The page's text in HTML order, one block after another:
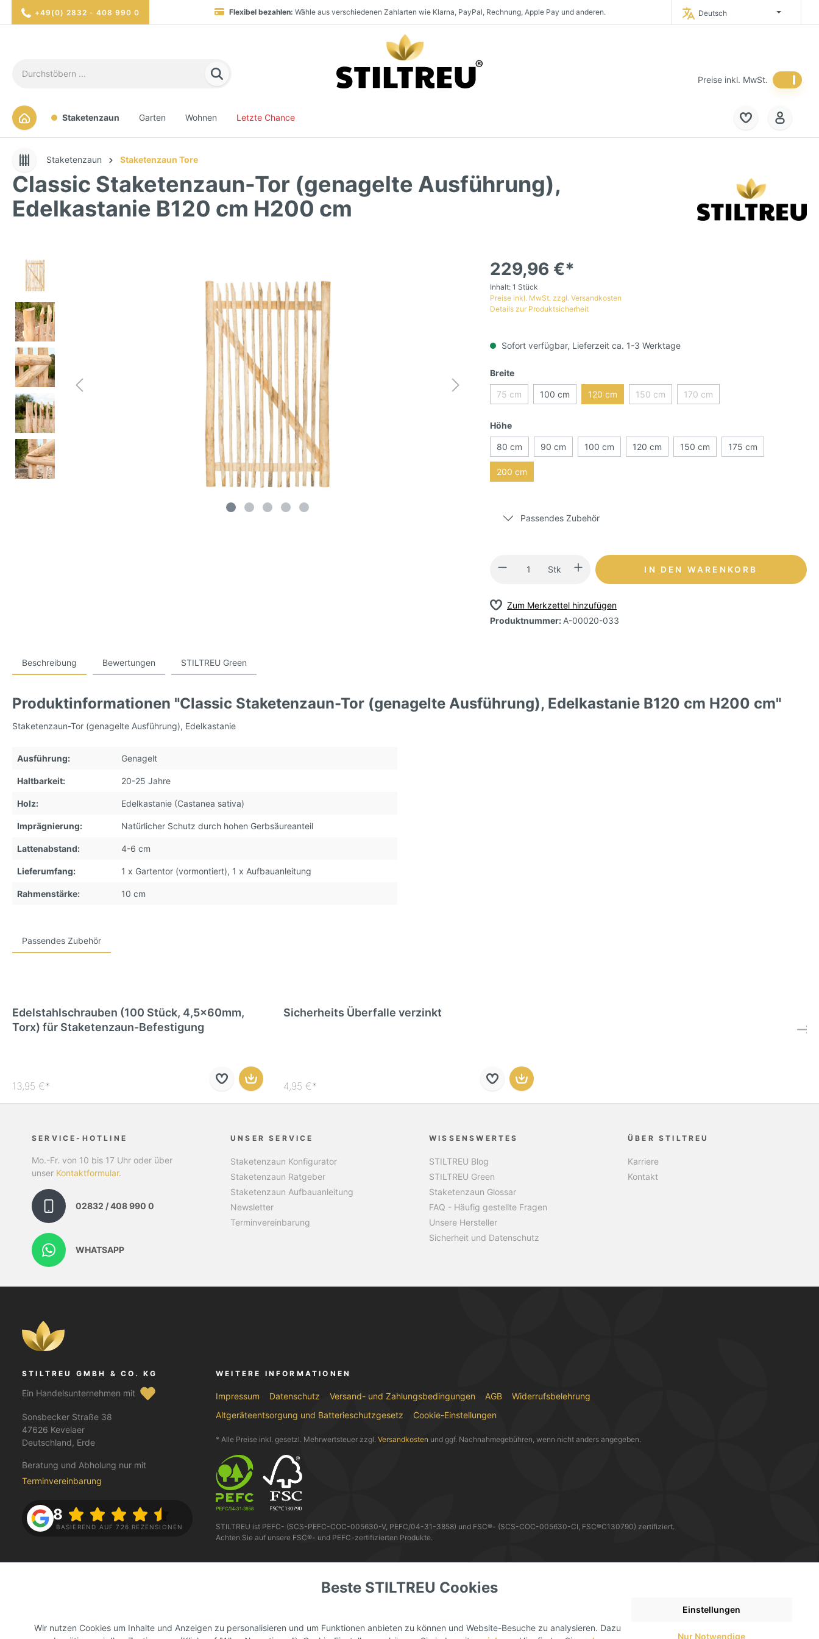
+49(0) 2832 - 408 990 0 Blitzversand in 1-2 Werktagen:Paket- und Speditionsversand innerhalb Deutschlands, nach Österreich und in die
Staketenzaun Vollsortiment und stets hohe Warenverfügbarkeit. Größter Direktimporteur Deutschlands.
SSL-verschlüsselt und DSGVO-konform online einkaufen. Serverstandort in Deutschland.
Deutsch
Preise inkl. MwSt.
Staketenzaun Garten Wohnen Letzte Chance
Staketenzaun Staketenzaun Tore
Classic Staketenzaun-Tor (genagelte Ausführung),
Edelkastanie B120 cm H200 cm
229,96 €*
Inhalt: 1 Stück
Preise inkl. MwSt. zzgl. Versandkosten
Details zur Produktsicherheit
Sofort verfügbar, Lieferzeit ca. 1-3 Werktage
Breite
75 cm 100 cm 120 cm 150 cm 170 cm
Höhe
80 cm 90 cm 100 cm 120 cm 150 cm 175 cm
200 cm
Passendes Zubehör
Stk IN DEN WARENKORB
Zum Merkzettel hinzufügen
Produktnummer:A-00020-033
Beschreibung Bewertungen STILTREU Green
Produktinformationen "Classic Staketenzaun-Tor (genagelte Ausführung), Edelkastanie B120 cm H200 cm"
Staketenzaun-Tor (genagelte Ausführung), Edelkastanie
Ausführung: Genagelt
Haltbarkeit: 20-25 Jahre
Holz: Edelkastanie (Castanea sativa)
Imprägnierung: Natürlicher Schutz durch hohen Gerbsäureanteil
Lattenabstand: 4-6 cm
Lieferumfang: 1 x Gartentor (vormontiert), 1 x Aufbauanleitung
Rahmenstärke: 10 cm
Passendes Zubehör
Edelstahlschrauben (100 Stück, 4,5x60mm,
Torx) für Staketenzaun-Befestigung
13,95 €*
Sicherheits Überfalle verzinkt
4,95 €*
SERVICE-HOTLINE
Mo.-Fr. von 10 bis 17 Uhr oder über
unser Kontaktformular.
02832 / 408 990 0
WHATSAPP
UNSER SERVICE
Staketenzaun Konfigurator
Staketenzaun Ratgeber
Staketenzaun Aufbauanleitung
Newsletter
Terminvereinbarung
WISSENSWERTES
STILTREU Blog
STILTREU Green
Staketenzaun Glossar
FAQ - Häufig gestellte Fragen
Unsere Hersteller
Sicherheit und Datenschutz
ÜBER STILTREU
Karriere
Kontakt
STILTREU GMBH & CO. KG
Ein Handelsunternehmen mit
Sonsbecker Straße 38
47626 Kevelaer
Deutschland, Erde
Beratung und Abholung nur mit
Terminvereinbarung
4.8
BASIEREND AUF 726 REZENSIONEN
WEITERE INFORMATIONEN
Impressum Datenschutz Versand- und Zahlungsbedingungen AGB
Widerrufsbelehrung
Altgeräteentsorgung und Batterieschutzgesetz
Cookie-Einstellungen
* Alle Preise inkl. gesetzl. Mehrwertsteuer zzgl. Versandkosten und ggf. Nachnahmegebühren, wenn nicht anders angegeben.
STILTREU ist PEFC- (SCS-PEFC-COC-005630-V, PEFC/04-31-3858) und FSC®- (SCS-COC-005630-CI, FSC®C130790) zertifiziert.
Achten Sie auf unsere FSC®- und PEFC-zertifizierten Produkte.
FOLGE UNS AUF BEZAHLEN KANNST DU MIT WIR LIEFERN DIR DEINE BESTELLUNG MIT
Beste STILTREU Cookies
Wir nutzen Cookies um Inhalte und Anzeigen zu personalisieren und um Funktionen anbieten zu können und Website-Besuche zu analysieren. Dazu
Einstellungen
Nur Notwendige